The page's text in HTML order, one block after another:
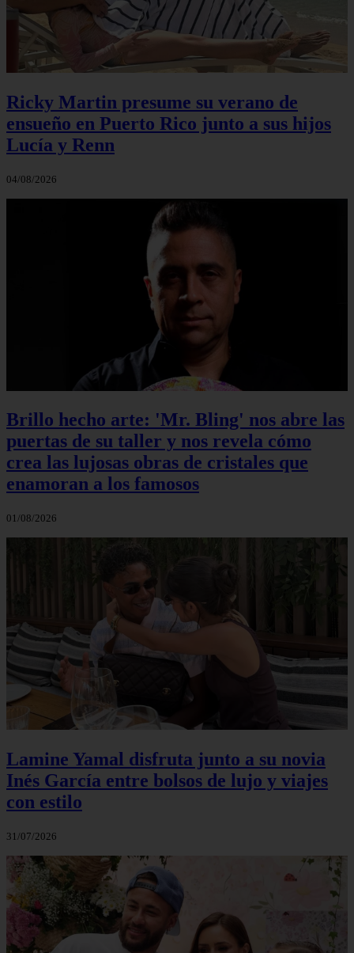
Ricky Martin presume su verano de
ensueño en Puerto Rico junto a sus hijos
Lucía y Renn
04/08/2026
Brillo hecho arte: 'Mr. Bling' nos abre las
puertas de su taller y nos revela cómo
crea las lujosas obras de cristales que
enamoran a los famosos
01/08/2026
Lamine Yamal disfruta junto a su novia
Inés García entre bolsos de lujo y viajes
con estilo
31/07/2026